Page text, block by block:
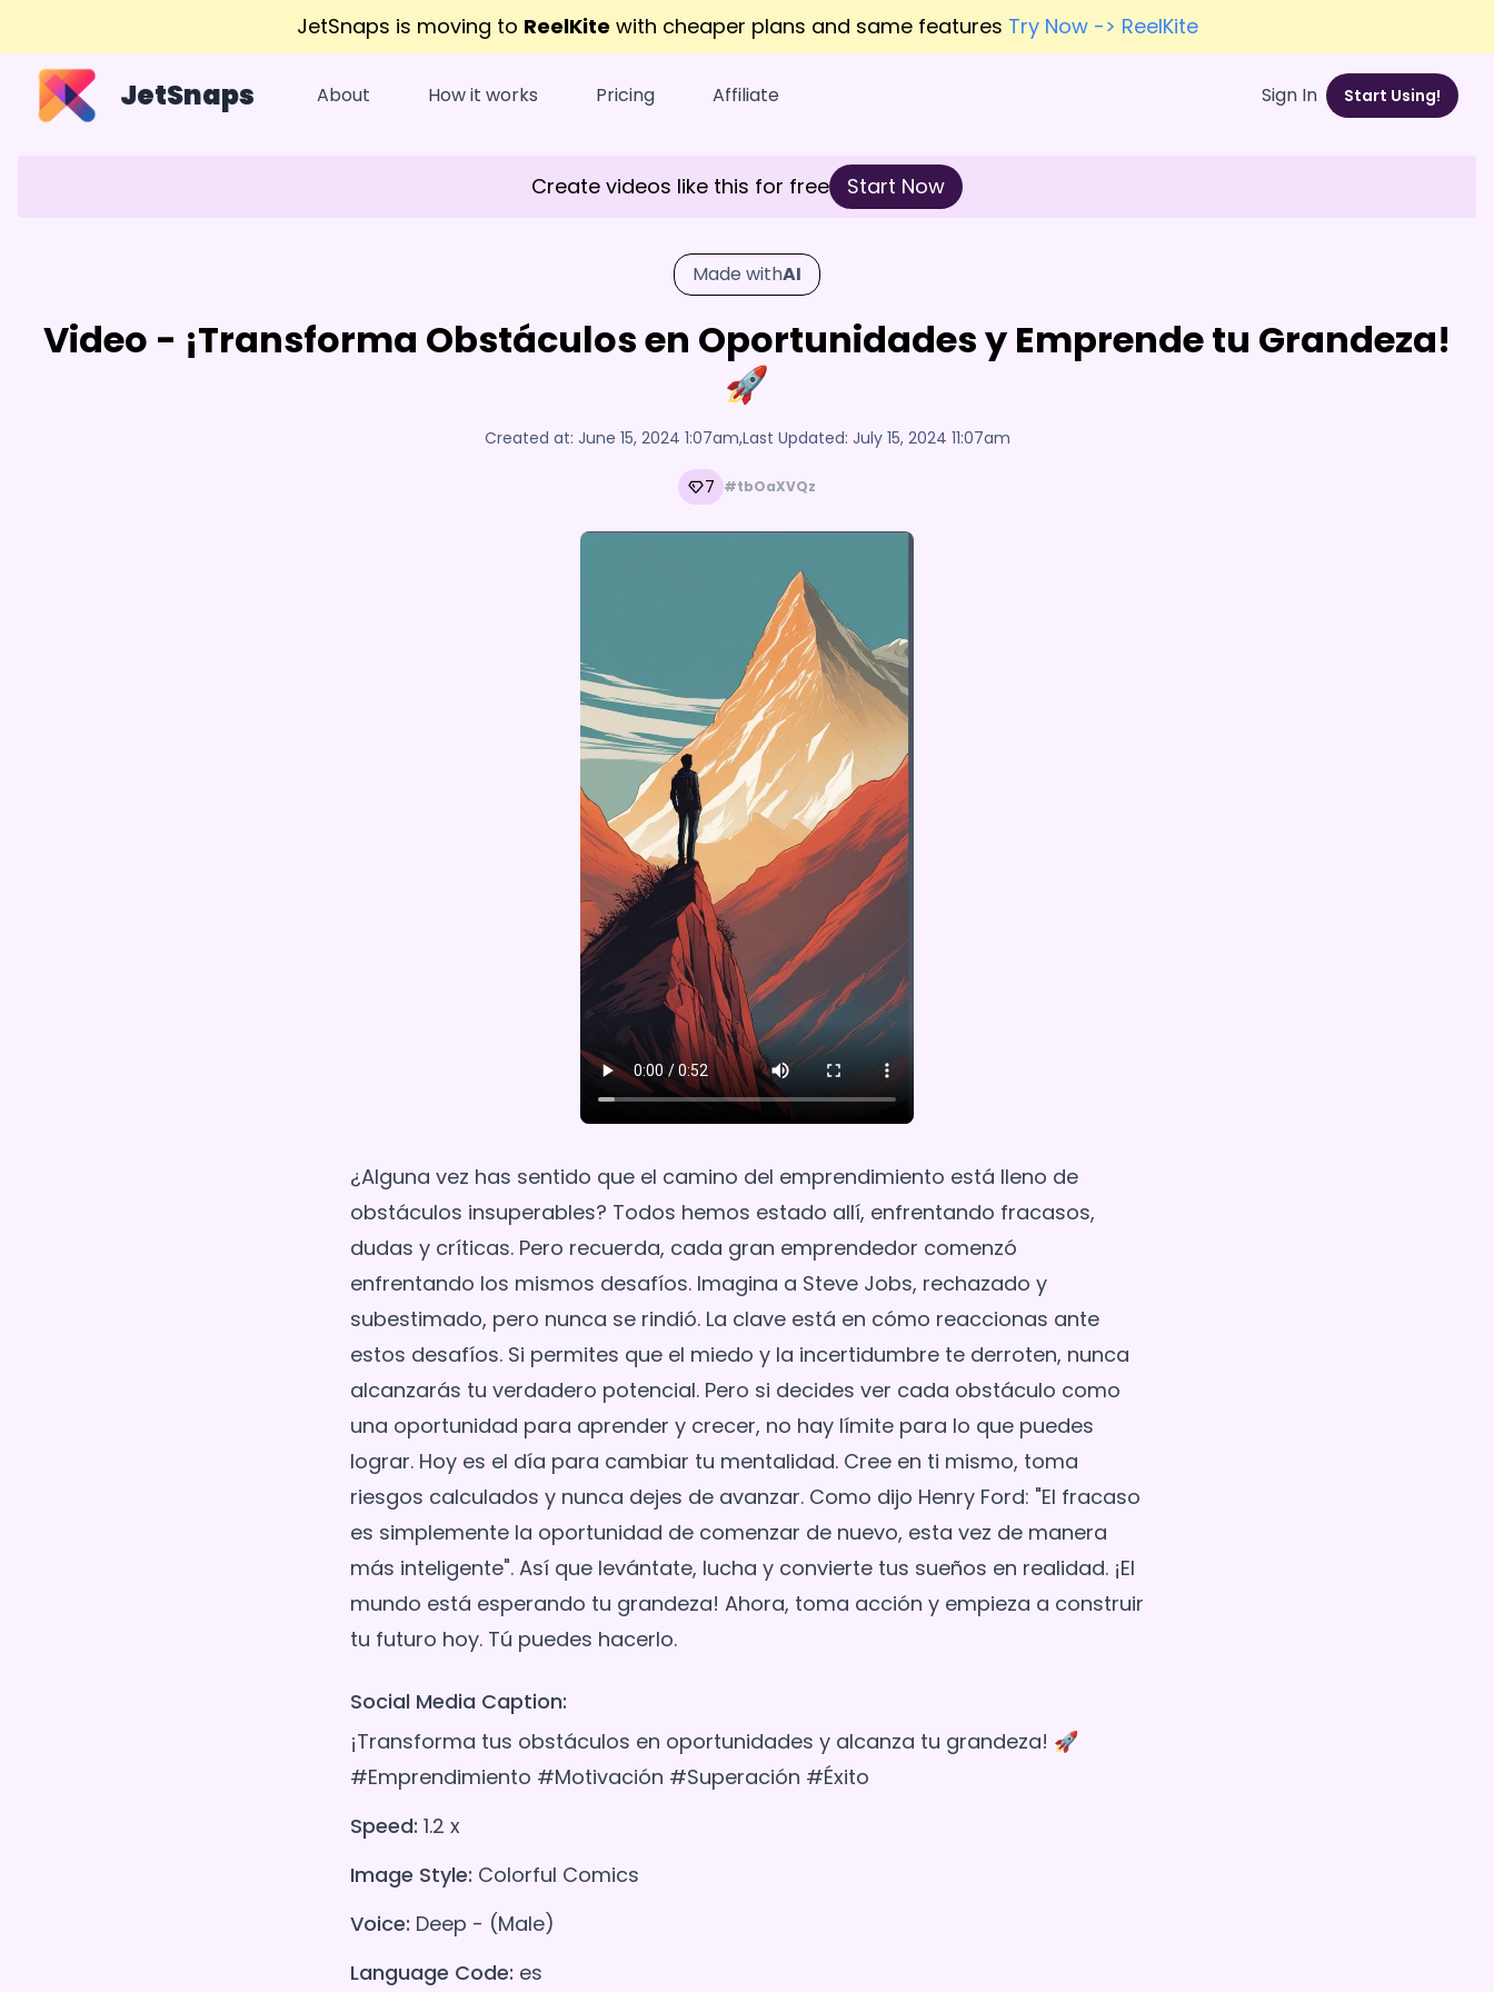
JetSnaps is moving to ReelKite with cheaper plans and same features Try Now -> ReelKite
JetSnaps About How it works Pricing Affiliate Sign In Start Using!
Create videos like this for free Start Now
Made withAI
Video - ¡Transforma Obstáculos en Oportunidades y Emprende tu Grandeza!
🚀
Created at: June 15, 2024 1:07am,Last Updated: July 15, 2024 11:07am
7 #tbOaXVQz
¿Alguna vez has sentido que el camino del emprendimiento está lleno de
obstáculos insuperables? Todos hemos estado allí, enfrentando fracasos,
dudas y críticas. Pero recuerda, cada gran emprendedor comenzó
enfrentando los mismos desafíos. Imagina a Steve Jobs, rechazado y
subestimado, pero nunca se rindió. La clave está en cómo reaccionas ante
estos desafíos. Si permites que el miedo y la incertidumbre te derroten, nunca
alcanzarás tu verdadero potencial. Pero si decides ver cada obstáculo como
una oportunidad para aprender y crecer, no hay límite para lo que puedes
lograr. Hoy es el día para cambiar tu mentalidad. Cree en ti mismo, toma
riesgos calculados y nunca dejes de avanzar. Como dijo Henry Ford: "El fracaso
es simplemente la oportunidad de comenzar de nuevo, esta vez de manera
más inteligente". Así que levántate, lucha y convierte tus sueños en realidad. ¡El
mundo está esperando tu grandeza! Ahora, toma acción y empieza a construir
tu futuro hoy. Tú puedes hacerlo.
Social Media Caption:
¡Transforma tus obstáculos en oportunidades y alcanza tu grandeza! 🚀
#Emprendimiento #Motivación #Superación #Éxito
Speed: 1.2 x
Image Style: Colorful Comics
Voice: Deep - (Male)
Language Code: es